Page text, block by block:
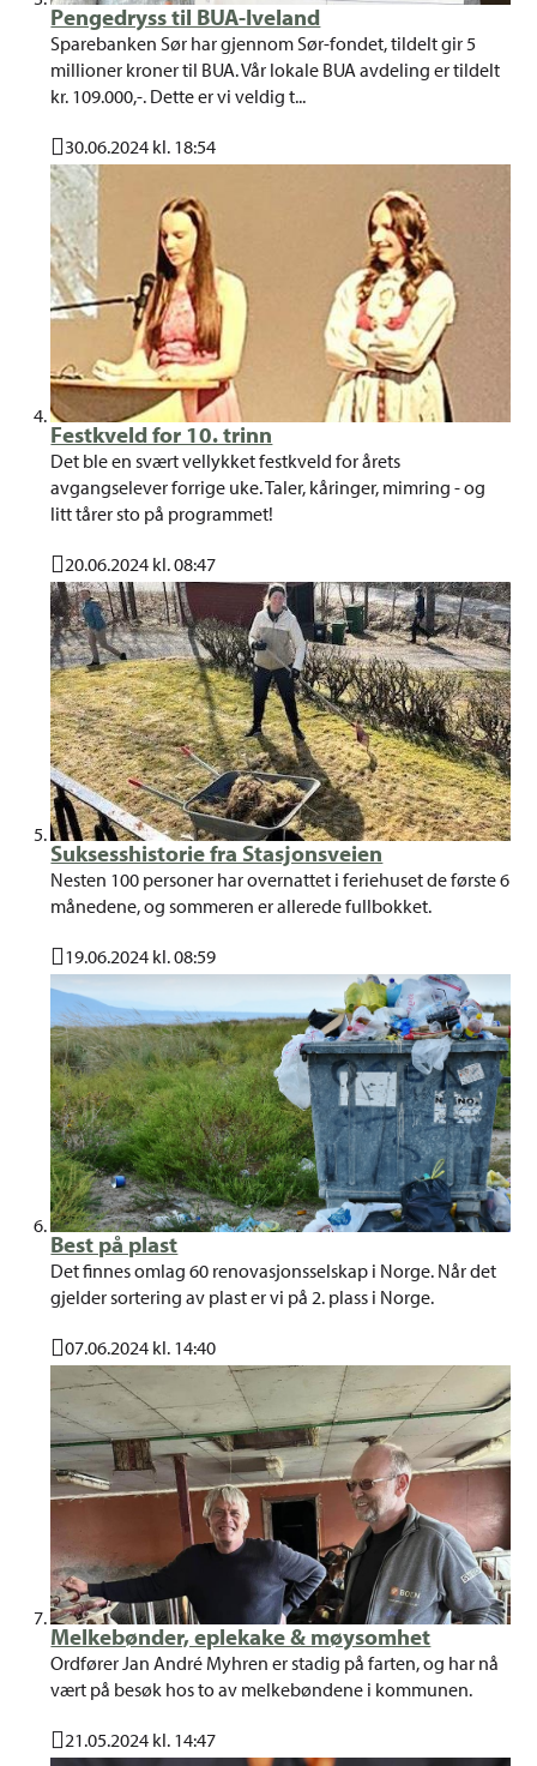
Pengedryss til BUA-Iveland
Sparebanken Sør har gjennom Sør-fondet, tildelt gir 5
millioner kroner til BUA. Vår lokale BUA avdeling er tildelt
kr. 109.000,-. Dette er vi veldig t...
Publisert
30.06.2024 kl. 18:54
Festkveld for 10. trinn
Det ble en svært vellykket festkveld for årets
avgangselever forrige uke. Taler, kåringer, mimring - og
litt tårer sto på programmet!
Publisert
20.06.2024 kl. 08:47
Suksesshistorie fra Stasjonsveien
Nesten 100 personer har overnattet i feriehuset de første 6
månedene, og sommeren er allerede fullbokket.
Publisert
19.06.2024 kl. 08:59
Best på plast
Det finnes omlag 60 renovasjonsselskap i Norge. Når det
gjelder sortering av plast er vi på 2. plass i Norge.
Publisert
07.06.2024 kl. 14:40
Melkebønder, eplekake & møysomhet
Ordfører Jan André Myhren er stadig på farten, og har nå
vært på besøk hos to av melkebøndene i kommunen.
Publisert
21.05.2024 kl. 14:47